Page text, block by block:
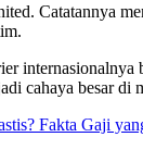
Catatannya
cahaya besar di
Fakta Gaji